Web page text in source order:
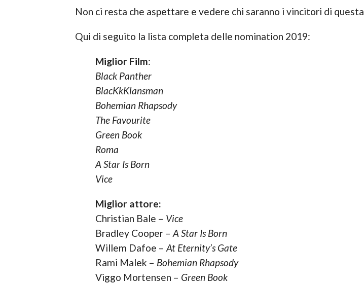
Non ci resta che aspettare e vedere chi saranno i vincitori di questa
Qui di seguito la lista completa delle nomination 2019:
Miglior Film:
Black Panther
BlacKkKlansman
Bohemian Rhapsody
The Favourite
Green Book
Roma
A Star Is Born
Vice
Miglior attore:
Christian Bale – Vice
Bradley Cooper – A Star Is Born
Willem Dafoe – At Eternity’s Gate
Rami Malek – Bohemian Rhapsody
Viggo Mortensen – Green Book